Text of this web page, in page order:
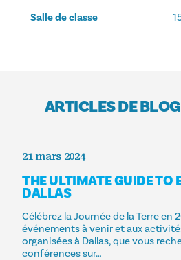
Salle de classe
ARTICLES DE
21 mars 2024
THE ULTIMATE GUIDE TO
DALLAS
Célébrez la Journée de la Terre en
événements à venir et aux
organisées à Dallas, que vous
conférences sur…